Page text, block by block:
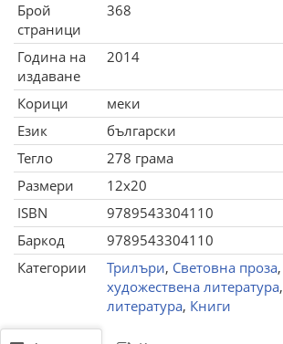
Брой
страници
368
Година на
издаване
2014
Корици
меки
Език
български
Тегло
278 грама
Размери
12x20
ISBN
9789543304110
Баркод
9789543304110
Категории
Трилъри, Световна проза,
художествена литература,
литература, Книги